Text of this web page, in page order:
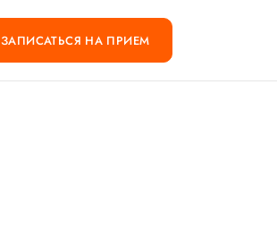
ЗАПИСАТЬСЯ НА ПРИЕМ